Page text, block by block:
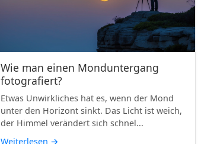
Wie man einen Monduntergang
fotografiert?
Etwas Unwirkliches hat es, wenn der Mond
unter den Horizont sinkt. Das Licht ist weich,
der Himmel verändert sich schnel...
Weiterlesen →